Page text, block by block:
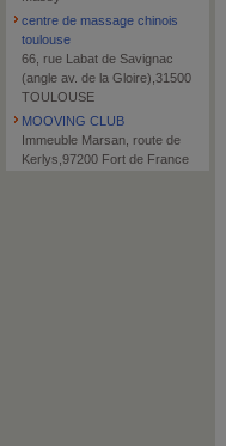
centre de massage chinois
toulouse
66, rue Labat de Savignac
(angle av. de la Gloire),31500
TOULOUSE
MOOVING CLUB
Immeuble Marsan, route de
Kerlys,97200 Fort de France